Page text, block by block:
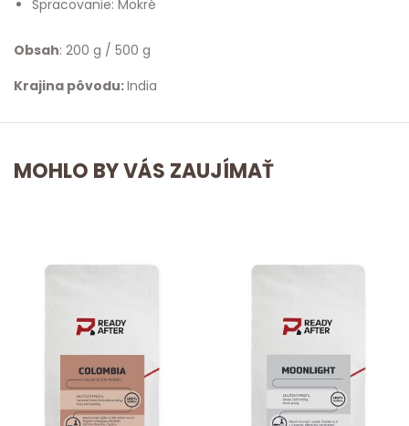
Spracovanie: Mokré
Obsah: 200 g / 500 g
Krajina pôvodu:India
MOHLO BY VÁS ZAUJÍMAŤ